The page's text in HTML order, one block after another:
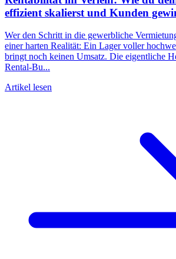
effizient skalierst und Kunden
Wer den Schritt in die gewerbliche
einer harten Realität: Ein Lager voller
bringt noch keinen Umsatz. Die eigentliche
Rental-Bu...
Artikel lesen